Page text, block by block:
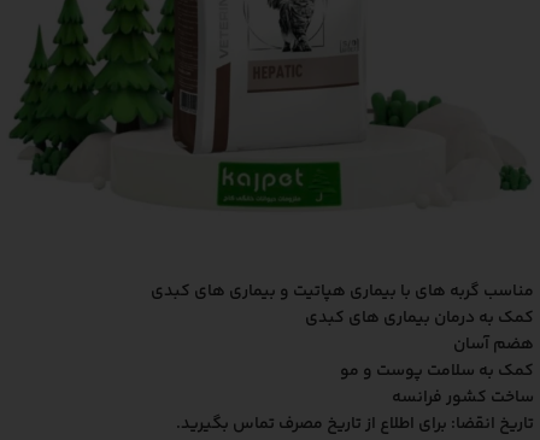
مناسب گربه های با بیماری هپاتیت و بیماری های کبدی
کمک به درمان بیماری های کبدی
هضم آسان
کمک به سلامت پوست و مو
ساخت کشور فرانسه
تاریخ انقضا: برای اطلاع از تاریخ مصرف تماس بگیرید.